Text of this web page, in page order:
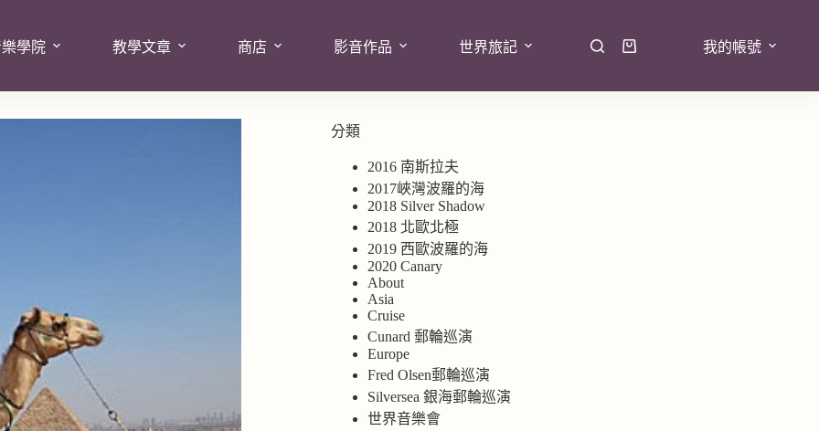
學院 教學文章 商店 影音作品 世界旅記 我的帳號
分類
2016 南斯拉夫
2017峽灣波羅的海
2018 Silver Shadow
2018 北歐北極
2019 西歐波羅的海
2020 Canary
About
Asia
Cruise
Cunard 郵輪巡演
Europe
Fred Olsen郵輪巡演
Silversea 銀海郵輪巡演
世界音樂會